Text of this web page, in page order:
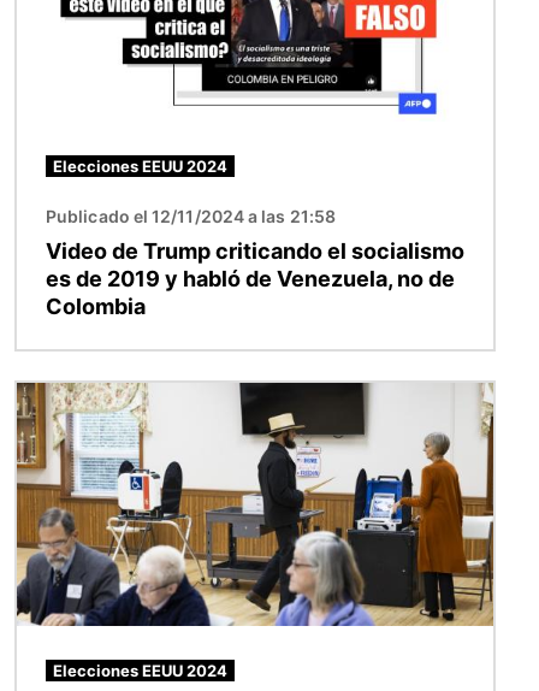
Elecciones EEUU 2024
Publicado el 12/11/2024 a las 21:58
Video de Trump criticando el socialismo
es de 2019 y habló de Venezuela, no de
Colombia
Imagen
Elecciones EEUU 2024